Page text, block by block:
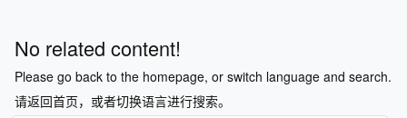
No related content!
Please go back to the homepage, or switch language and search.
请返回首页，或者切换语言进行搜索。